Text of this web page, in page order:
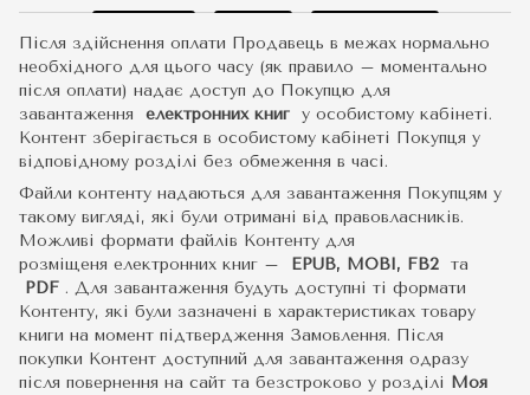
Після здійснення оплати Продавець в межах нормально
необхідного для цього часу (як правило – моментально
після оплати) надає доступ до Покупцю для
завантаження електронних книг у особистому кабінеті.
Контент зберігається в особистому кабінеті Покупця у
відповідному розділі без обмеження в часі.
Файли контенту надаються для завантаження Покупцям у
такому вигляді, які були отримані від правовласників.
Можливі формати файлів Контенту для
розміщеня електронних книг –
EPUB, MOBI, FB2 та
PDF . Для завантаження будуть доступні ті формати
Контенту, які були зазначені в характеристиках товару
книги на момент підтвердження Замовлення. Після
покупки Контент доступний для завантаження одразу
після повернення на сайт та безстроково у розділі Моя